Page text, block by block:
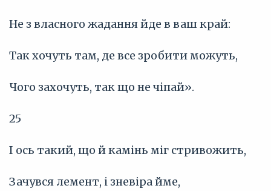
Не з власного жадання йде в ваш край:
Так хочуть там, де все зробити можуть,
Чого захочуть, так що не чіпай».
25
І ось такий, що й камінь міг стривожить,
Зачувся лемент, і зневіра йме,